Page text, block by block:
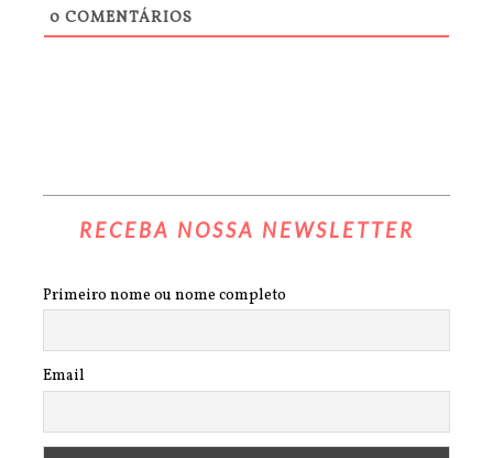
0 COMENTÁRIOS
RECEBA NOSSA NEWSLETTER
Primeiro nome ou nome completo
Email